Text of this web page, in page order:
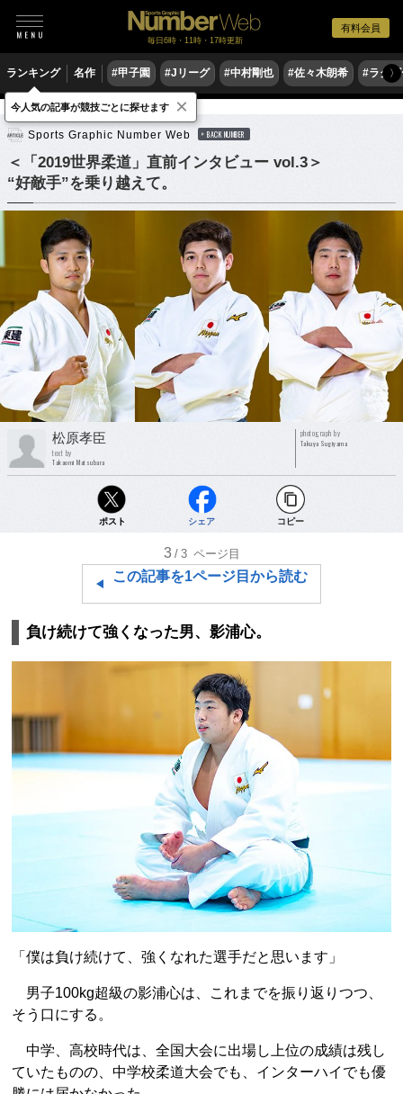
有料会員
毎日6時・11時・17時更新
ランキング 名作 #甲子園 #Jリーグ #中村剛也 #佐々木朗希 #ラグ〉
格闘技 柔道
Sports Graphic Number Web BACK NUMBER
＜「2019世界柔道」直前インタビュー vol.3＞
“好敵手”を乗り越えて。
松原孝臣
text by
Takaomi Matsubara
photograph by
Takuya Sugiyama
ポスト シェア コピー
3 /3 ページ目
この記事を1ページ目から読む
負け続けて強くなった男、影浦心。
「僕は負け続けて、強くなれた選手だと思います」
男子100kg超級の影浦心は、これまでを振り返りつつ、
そう口にする。
中学、高校時代は、全国大会に出場し上位の成績は残し
ていたものの、中学校柔道大会でも、インターハイでも優
今人気の記事が競技ごとに探せます ×